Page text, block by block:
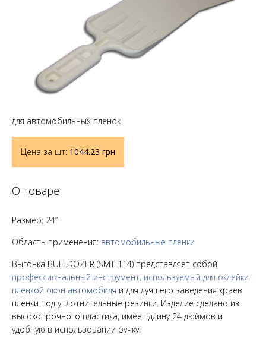
для автомобильных пленок
Цена за шт: 1044.23 грн
О товаре
Размер: 24”
Область применения: автомобильные пленки
Выгонка BULLDOZER (SMT-114) представляет собой
профессиональный инструмент, используемый для оклейки
пленкой окон автомобиля и для лучшего заведения краев
пленки под уплотнительные резинки. Изделие сделано из
высокопрочного пластика, имеет длину 24 дюймов и
удобную в использовании ручку.